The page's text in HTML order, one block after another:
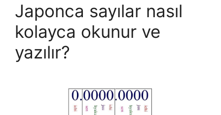
Japonca sayılar nasıl
kolayca okunur ve
yazılır?